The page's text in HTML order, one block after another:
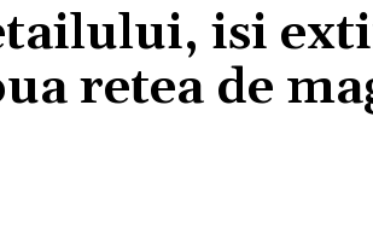
isi
retea de